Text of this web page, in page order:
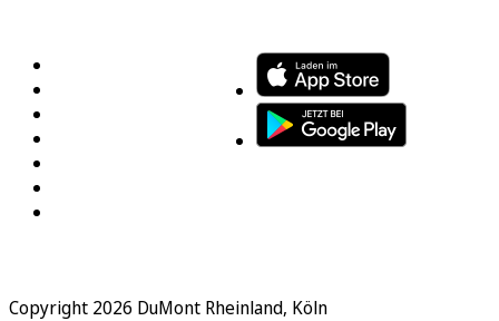
Copyright 2026 DuMont Rheinland, Köln